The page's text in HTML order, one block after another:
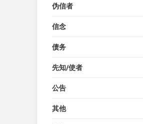
伪信者
信念
债务
先知/使者
公告
其他